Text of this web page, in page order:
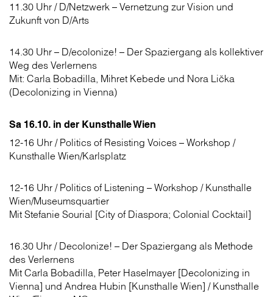
11.30 Uhr / D/Netzwerk – Vernetzung zur Vision und
Zukunft von D/Arts
14.30 Uhr – D/ecolonize! – Der Spaziergang als kollektiver
Weg des Verlernens
Mit: Carla Bobadilla, Mihret Kebede und Nora Lička
(Decolonizing in Vienna)
Sa 16.10. in der Kunsthalle Wien
12-16 Uhr / Politics of Resisting Voices – Workshop /
Kunsthalle Wien/Karlsplatz
12-16 Uhr / Politics of Listening – Workshop / Kunsthalle
Wien/Museumsquartier
Mit Stefanie ­Sourial [City of Diaspora; Colonial Cocktail]
16.30 Uhr / Decolonize! – Der Spaziergang als Methode
des Verlernens
Mit Carla Bobadilla, Peter Haselmayer [Decolonizing in
Vienna] und Andrea Hubin ­[Kunsthalle Wien] / Kunsthalle